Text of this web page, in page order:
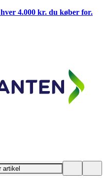
4.000 kr. du køber for.